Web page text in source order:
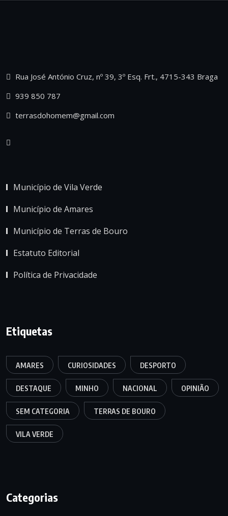
Rua José António Cruz, nº 39, 3º Esq. Frt., 4715-343 Braga
939 850 787
terrasdohomem@gmail.com
Município de Vila Verde
Município de Amares
Município de Terras de Bouro
Estatuto Editorial
Política de Privacidade
Etiquetas
AMARES CURIOSIDADES DESPORTO
DESTAQUE MINHO NACIONAL OPINIÃO
SEM CATEGORIA TERRAS DE BOURO
VILA VERDE
Categorias